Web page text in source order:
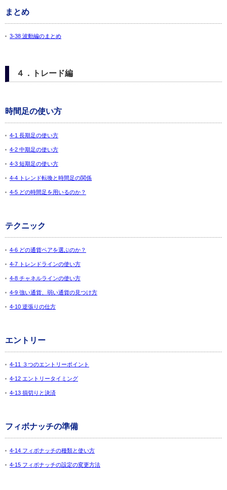
まとめ
3-38 波動編のまとめ
４．トレード編
時間足の使い方
4-1 長期足の使い方
4-2 中期足の使い方
4-3 短期足の使い方
4-4 トレンド転換と時間足の関係
4-5 どの時間足を用いるのか？
テクニック
4-6 どの通貨ペアを選ぶのか？
4-7 トレンドラインの使い方
4-8 チャネルラインの使い方
4-9 強い通貨、弱い通貨の見つけ方
4-10 逆張りの仕方
エントリー
4-11 ３つのエントリーポイント
4-12 エントリータイミング
4-13 損切りと決済
フィボナッチの準備
4-14 フィボナッチの種類と使い方
4-15 フィボナッチの設定の変更方法